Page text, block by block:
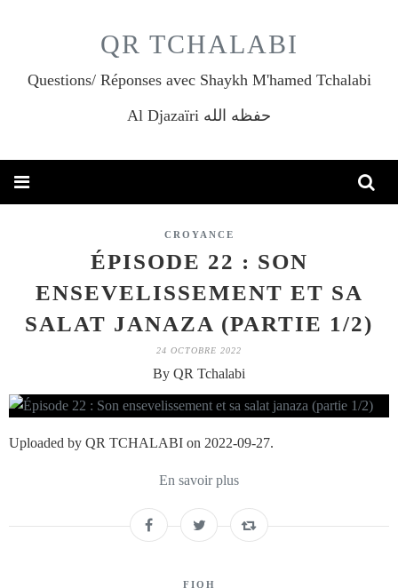
QR TCHALABI
Questions/ Réponses avec Shaykh M'hamed Tchalabi
Al Djazaïri حفظه الله
CROYANCE
ÉPISODE 22 : SON
ENSEVELISSEMENT ET SA
SALAT JANAZA (PARTIE 1/2)
24 OCTOBRE 2022
By QR Tchalabi
Uploaded by QR TCHALABI on 2022-09-27.
En savoir plus
FIQH